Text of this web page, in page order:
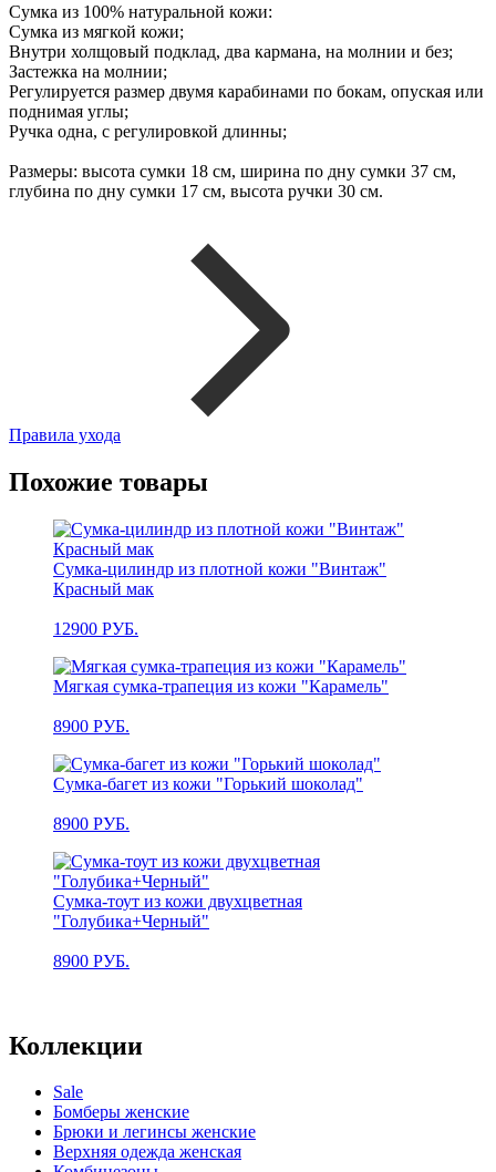
Сумка из 100% натуральной кожи:
Сумка из мягкой кожи;
Внутри холщовый подклад, два кармана, на молнии и без;
Застежка на молнии;
Регулируется размер двумя карабинами по бокам, опуская или
поднимая углы;
Ручка одна, с регулировкой длинны;
Размеры: высота сумки 18 см, ширина по дну сумки 37 см,
глубина по дну сумки 17 см, высота ручки 30 см.
Правила ухода
Похожие товары
Сумка-цилиндр из плотной кожи "Винтаж"
Красный мак
12900 РУБ.
Мягкая сумка-трапеция из кожи "Карамель"
8900 РУБ.
Сумка-багет из кожи "Горький шоколад"
8900 РУБ.
Сумка-тоут из кожи двухцветная
"Голубика+Черный"
8900 РУБ.
Коллекции
Sale
Бомберы женские
Брюки и легинсы женские
Верхняя одежда женская